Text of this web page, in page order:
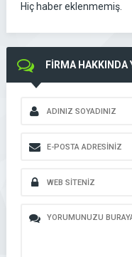
Hiç haber eklenmemiş.
FİRMA HAKKINDA